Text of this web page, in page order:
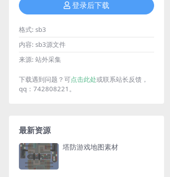
登录后下载
格式: sb3
内容: sb3源文件
来源: 站外采集
下载遇到问题？可点击此处或联系站长反馈，
qq：742808221。
最新资源
塔防游戏地图素材